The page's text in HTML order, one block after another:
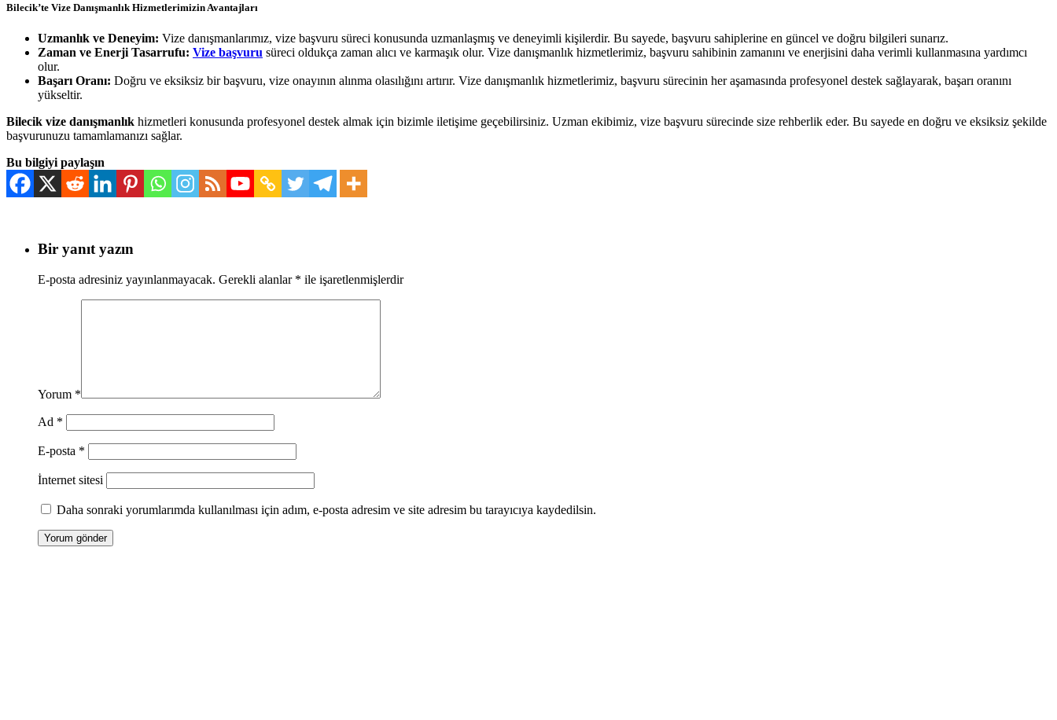
Bilecik’te Vize Danışmanlık Hizmetlerimizin Avantajları
Uzmanlık ve Deneyim: Vize danışmanlarımız, vize başvuru süreci konusunda uzmanlaşmış ve deneyimli kişilerdir. Bu sayede, başvuru sahiplerine en güncel ve doğru bilgileri sunarız.
Zaman ve Enerji Tasarrufu: Vize başvuru süreci oldukça zaman alıcı ve karmaşık olur. Vize danışmanlık hizmetlerimiz, başvuru sahibinin zamanını ve enerjisini daha verimli kullanmasına yardımcı
olur.
Başarı Oranı: Doğru ve eksiksiz bir başvuru, vize onayının alınma olasılığını artırır. Vize danışmanlık hizmetlerimiz, başvuru sürecinin her aşamasında profesyonel destek sağlayarak, başarı oranını
yükseltir.
Bilecik vize danışmanlık hizmetleri konusunda profesyonel destek almak için bizimle iletişime geçebilirsiniz. Uzman ekibimiz, vize başvuru sürecinde size rehberlik eder. Bu sayede en doğru ve eksiksiz şekilde
başvurunuzu tamamlamanızı sağlar.
Bu bilgiyi paylaşın
Bir yanıt yazın
E-posta adresiniz yayınlanmayacak. Gerekli alanlar * ile işaretlenmişlerdir
Yorum *
Ad *
E-posta *
İnternet sitesi
Daha sonraki yorumlarımda kullanılması için adım, e-posta adresim ve site adresim bu tarayıcıya kaydedilsin.